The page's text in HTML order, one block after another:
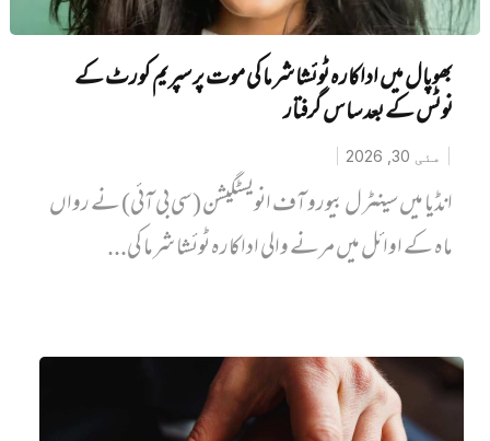
بھوپال میں اداکارہ ٹوئشا شرما کی موت پر سپریم کورٹ کے
نوٹس کے بعد ساس گرفتار
مئی 30, 2026
انڈیا میں سینٹرل بیورو آف انویسٹگیشن (سی بی آئی) نے رواں
ماہ کے اوائل میں مرنے والی اداکارہ ٹوئشا شرما کی...